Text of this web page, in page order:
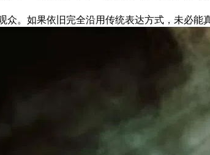
众。如果依旧完全沿用传统表达方式，未必